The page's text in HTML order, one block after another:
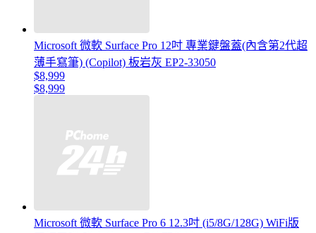
Microsoft 微軟 Surface Pro 12吋 專業鍵盤蓋(內含第2代超
薄手寫筆) (Copilot) 板岩灰 EP2-33050
$8,999
$8,999
Microsoft 微軟 Surface Pro 6 12.3吋 (i5/8G/128G) WiFi版